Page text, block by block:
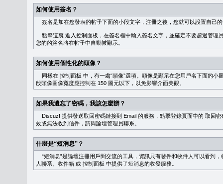
如何使用簽名？
簽名是加在您發表的帖子下面的小段文字，注冊之後，您就可以設置自己
點擊這裏 進入控制面板，在簽名框中輸入簽名文字，並確定不要超過管
您的的簽名將在帖子中自動被顯示。
如何使用個性化的頭像？
同樣在 控制面板 中，有一處“頭像”選項。頭像是顯示在您用戶名下面的
般頭像圖像寬度應控制在 150 圖元以下，以免影響介面美觀。
如果我遺忘了密碼，我該怎麼辦？
Discuz! 提供發送取回密碼鏈接到 Email 的服務，點擊登錄頁面中的 取回密
效或無法收到信件，請與論壇管理員聯系。
什麼是“短消息”？
“短消息”是論壇注冊用戶間交流的工具，資訊只有發件和收件人可以看到
人聯系。 收件箱 或 控制面板 中提供了短消息的收發服務。